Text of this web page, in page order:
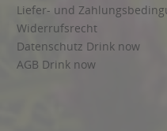
Liefer- und
Widerrufsrecht
Datenschutz Drink now
AGB Drink now